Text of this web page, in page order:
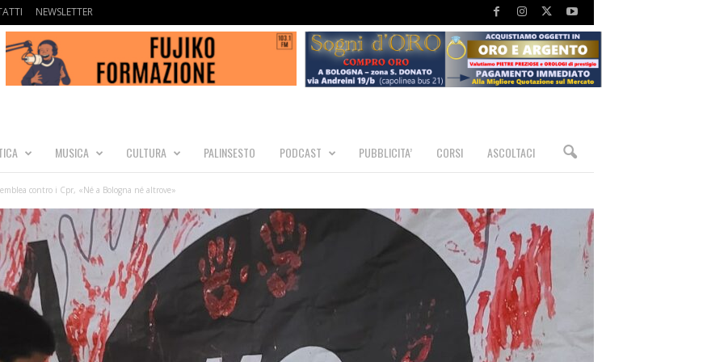
NEWSLETTER
MUSICA CULTURA PALINSESTO PODCAST PUBBLICITA’ CORSI ASCOLTACI
contro i Cpr, «Né a Bologna né altrove»